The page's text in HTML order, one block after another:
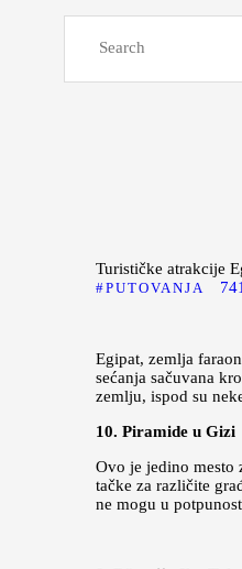
Turističke atrakcije
PUTOVANJA 741
Egipat, zemlja
sećanja sačuvana
zemlju, ispod su
10. Piramide u Gizi
Ovo je jedino mesto
tačke za različite
ne mogu u